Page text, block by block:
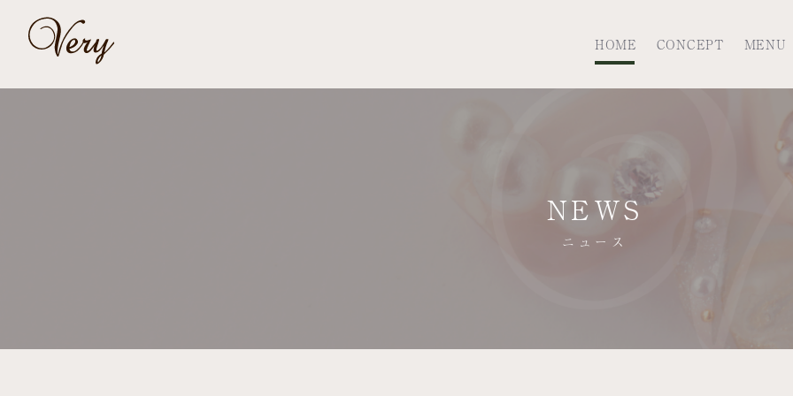
HOME CONCEPT MENU
NEWS
ニュース